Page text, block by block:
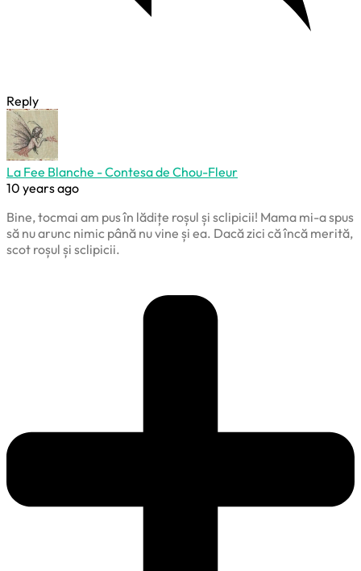
Reply
La Fee Blanche - Contesa de Chou-Fleur
10 years ago
Bine, tocmai am pus în lădițe roșul și sclipicii! Mama mi-a spus
să nu arunc nimic până nu vine și ea. Dacă zici că încă merită,
scot roșul și sclipicii.